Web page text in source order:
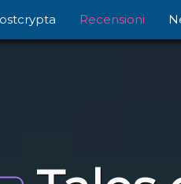
Recensioni